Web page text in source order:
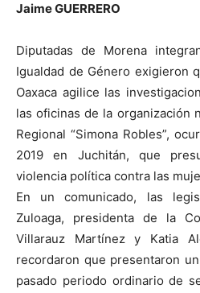
Jaime GUERRERO
Diputadas de Morena
Igualdad de Género exigieron
Oaxaca agilice las
las oficinas de la organización
Regional “Simona Robles”,
2019 en Juchitán, que
violencia política contra las
En un comunicado, las
Zuloaga, presidenta de la
Villarauz Martínez y Katia
recordaron que presentaron
pasado periodo ordinario de